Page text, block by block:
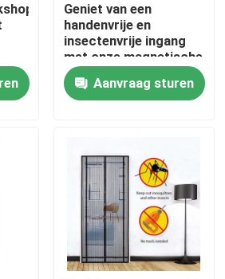
GarageGeniet van een
handenvrije en
insectenvrije ingang
met onze magnetische
gaasdeuren
Aanvraag sturen